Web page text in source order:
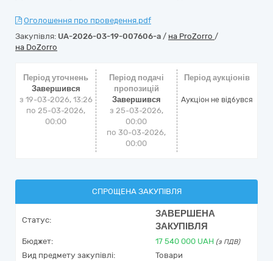
Оголошення про проведення.pdf
Закупівля: UA-2026-03-19-007606-a / на ProZorro /
на DoZorro
Період уточнень
Завершився
з 19-03-2026, 13:26
по 25-03-2026,
00:00
Період подачі
пропозицій
Завершився
з 25-03-2026,
00:00
по 30-03-2026,
00:00
Період аукціонів
Аукціон не відбувся
СПРОЩЕНА ЗАКУПІВЛЯ
Статус:
ЗАВЕРШЕНА
ЗАКУПІВЛЯ
Бюджет: 17 540 000 UAH (з ПДВ)
Вид предмету закупівлі:
Товари